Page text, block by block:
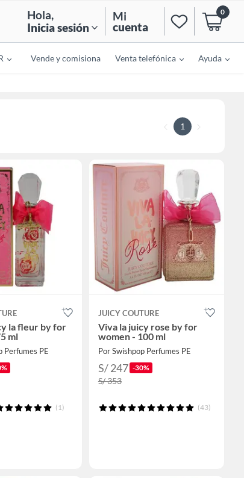
Hola,
Inicia sesión
Mi
cuenta
0
Vende y comisiona Venta telefónica Ayuda
1
la fleur by for
ml
Perfumes PE
(1)
JUICY COUTURE
Viva la juicy rose by for
women - 100 ml
Por Swishpop Perfumes PE
S/ 247 -30%
S/ 353
(43)